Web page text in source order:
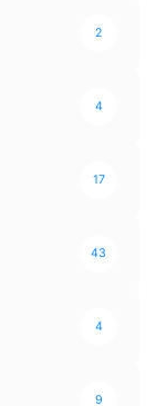
2
4
17
43
4
9